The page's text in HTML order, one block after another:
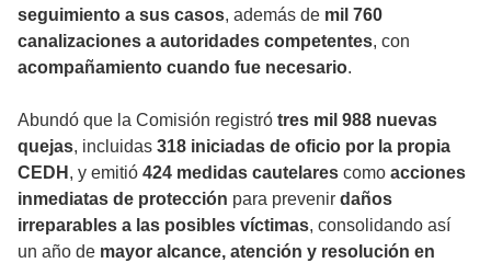
seguimiento a sus casos, además de mil 760
canalizaciones a autoridades competentes, con
acompañamiento cuando fue necesario.
Abundó que la Comisión registró tres mil 988 nuevas
quejas, incluidas 318 iniciadas de oficio por la propia
CEDH , y emitió 424 medidas cautelares como acciones
inmediatas de protección para prevenir daños
irreparables a las posibles víctimas, consolidando así
un año de mayor alcance, atención y resolución en